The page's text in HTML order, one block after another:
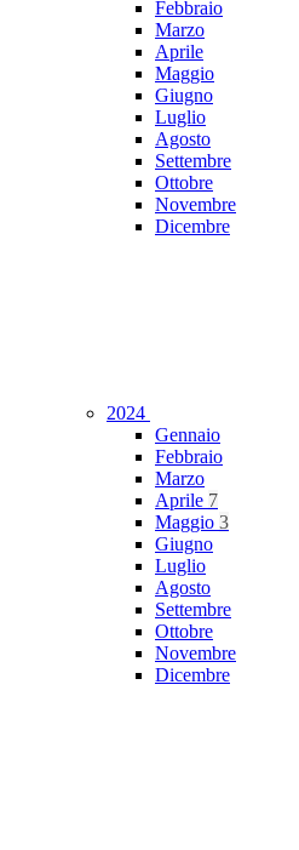
Febbraio
Marzo
Aprile
Maggio
Giugno
Luglio
Agosto
Settembre
Ottobre
Novembre
Dicembre
2024
Gennaio
Febbraio
Marzo
Aprile 7
Maggio 3
Giugno
Luglio
Agosto
Settembre
Ottobre
Novembre
Dicembre